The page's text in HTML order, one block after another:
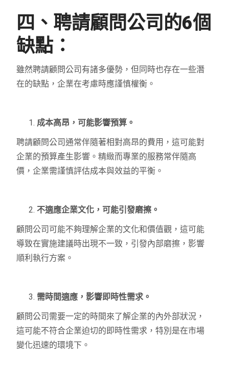
四、聘請顧問公司的6個
缺點：
雖然聘請顧問公司有諸多優勢，但同時也存在一些潛
在的缺點，企業在考慮時應謹慎權衡。
成本高昂，可能影響預算。
聘請顧問公司通常伴隨著相對高昂的費用，這可能對
企業的預算產生影響。精緻而專業的服務常伴隨高
價，企業需謹慎評估成本與效益的平衡。
不適應企業文化，可能引發磨擦。
顧問公司可能不夠理解企業的文化和價值觀，這可能
導致在實施建議時出現不一致，引發內部磨擦，影響
順利執行方案。
需時間適應，影響即時性需求。
顧問公司需要一定的時間來了解企業的內外部狀況，
這可能不符合企業迫切的即時性需求，特別是在市場
變化迅速的環境下。